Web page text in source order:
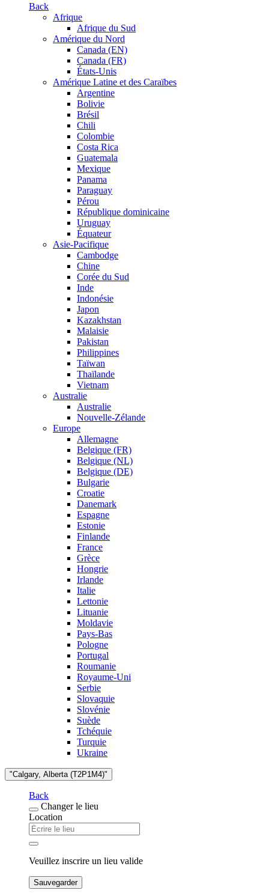
Back
Afrique
Afrique du Sud
Amérique du Nord
Canada (EN)
Canada (FR)
États-Unis
Amérique Latine et des Caraïbes
Argentine
Bolivie
Brésil
Chili
Colombie
Costa Rica
Guatemala
Mexique
Panama
Paraguay
Pérou
République dominicaine
Uruguay
Équateur
Asie-Pacifique
Cambodge
Chine
Corée du Sud
Inde
Indonésie
Japon
Kazakhstan
Malaisie
Pakistan
Philippines
Taïwan
Thaïlande
Vietnam
Australie
Australie
Nouvelle-Zélande
Europe
Allemagne
Belgique (FR)
Belgique (NL)
Belgique (DE)
Bulgarie
Croatie
Danemark
Espagne
Estonie
Finlande
France
Grèce
Hongrie
Irlande
Italie
Lettonie
Lituanie
Moldavie
Pays-Bas
Pologne
Portugal
Roumanie
Royaume-Uni
Serbie
Slovaquie
Slovénie
Suède
Tchéquie
Turquie
Ukraine
"Calgary, Alberta (T2P1M4)"
Back
Changer le lieu
Location
Veuillez inscrire un lieu valide
Sauvegarder